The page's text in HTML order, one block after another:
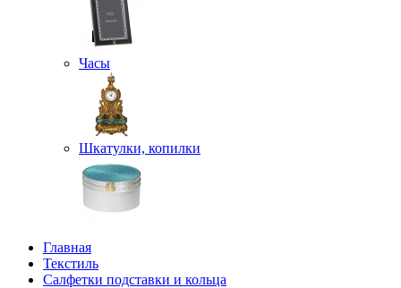
Часы
Шкатулки, копилки
Главная
Текстиль
Салфетки подставки и кольца